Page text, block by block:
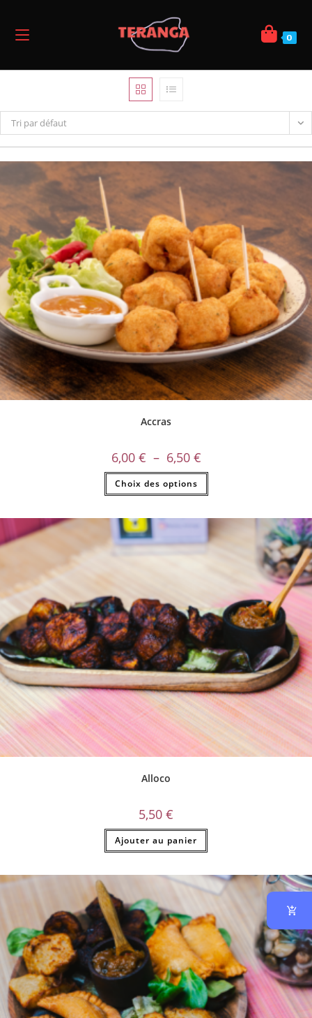
0
Tri par défaut
Accras
6,00 € – 6,50 €
Choix des options
Alloco
5,50 €
Ajouter au panier